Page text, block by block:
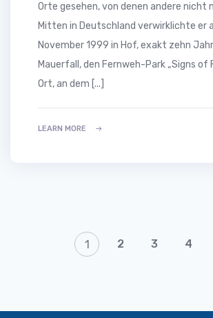
Orte gesehen, von denen andere nicht
Mitten in Deutschland verwirklichte er
November 1999 in Hof, exakt zehn
Mauerfall, den Fernweh-Park „Signs of
Ort, an dem [...]
LEARN MORE
1 2 3 4